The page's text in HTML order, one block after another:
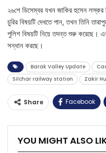
২৬শে ডিসেম্বর যখন জাকির হুসেন
চুরির বিষয়টি দেখতে পান, তখন তিনি
পুলিশ বিষয়টি নিয়ে তদন্ত শুরু করেছে।
সন্ধান করছে।
Barak Valley Update
Silchar railway station
Zakir
Share Facebook
YOU MIGHT ALSO